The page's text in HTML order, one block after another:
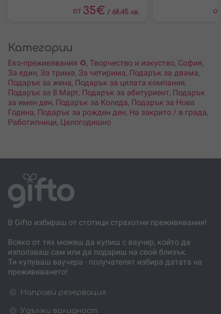
от 35€ / 68.45 лв.
Категории
Еко-преживявания ♻️, Творчество и изкуство, София,
За един, За трима, За четирима, Подарък за двама,
Подарък за жена, Подарък за цялата компания,
Подарък за 8 Март, Подарък за абитуриент, Подарък
за имен ден, Подарък за Коледа, Подарък за Нова
Година, Подарък за рожден ден, На закрито / в града,
Работилници, Целогодишно
В Gifto избираш от стотици страхотни преживявания!
Всяко от тях можеш да купиш с ваучер, който да
използваш сам или да подариш на свой близък.
Ти купуваш ваучера - получателят избира датата на
преживяването!
Направи резервация
Удължи валидност